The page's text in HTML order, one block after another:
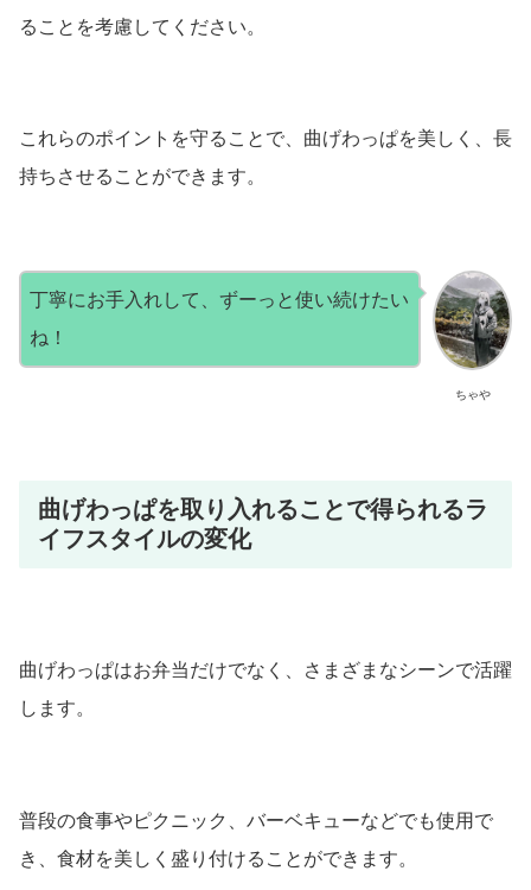
ることを考慮してください。
これらのポイントを守ることで、曲げわっぱを美しく、長
持ちさせることができます。
ちゃや
丁寧にお手入れして、ずーっと使い続けたい
ね！
曲げわっぱを取り入れることで得られるラ
イフスタイルの変化
曲げわっぱはお弁当だけでなく、さまざまなシーンで活躍
します。
普段の食事やピクニック、バーベキューなどでも使用で
き、食材を美しく盛り付けることができます。